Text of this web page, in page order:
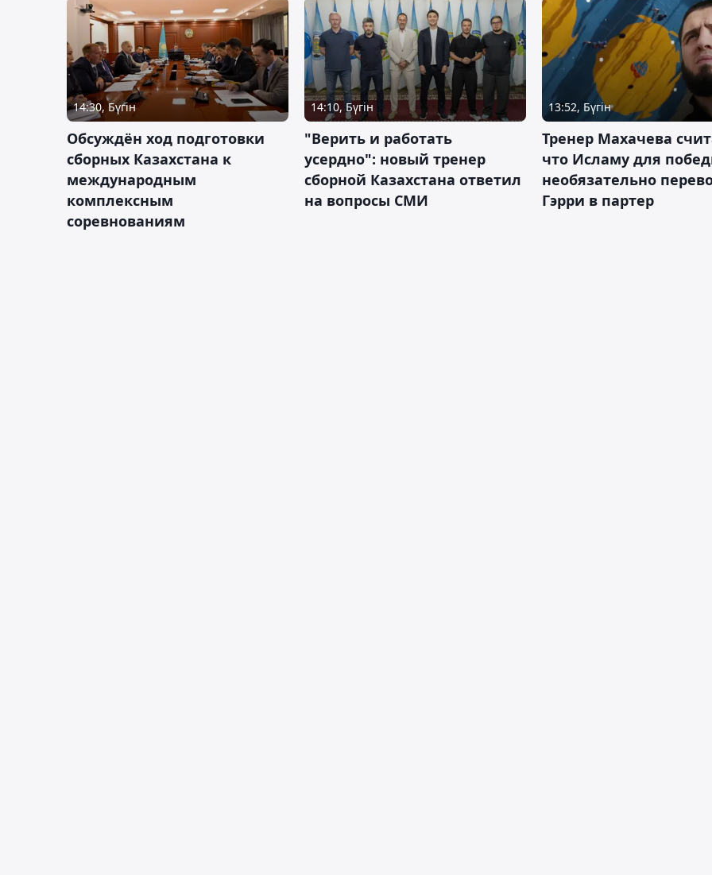
14:30, Бүгін
Обсуждён ход подготовки
сборных Казахстана к
международным
комплексным
соревнованиям
14:10, Бүгін
"Верить и работать
усердно": новый тренер
сборной Казахстана ответил
на вопросы СМИ
13:52, Бүгін
Тренер Махачева
что Исламу для
необязательно
Гэрри в партер